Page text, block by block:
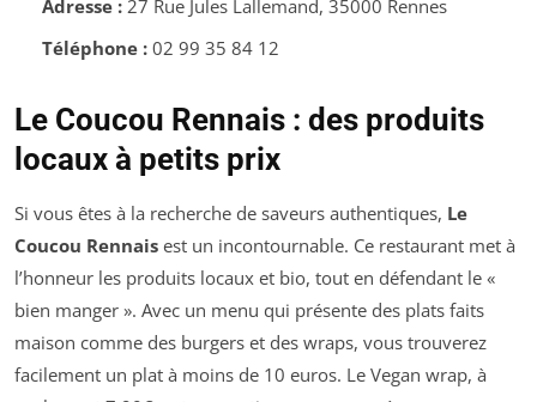
Adresse :27 Rue Jules Lallemand, 35000 Rennes
Téléphone :02 99 35 84 12
Le Coucou Rennais : des produits
locaux à petits prix
Si vous êtes à la recherche de saveurs authentiques, Le
Coucou Rennais est un incontournable. Ce restaurant met à
l’honneur les produits locaux et bio, tout en défendant le «
bien manger ». Avec un menu qui présente des plats faits
maison comme des burgers et des wraps, vous trouverez
facilement un plat à moins de 10 euros. Le Vegan wrap, à